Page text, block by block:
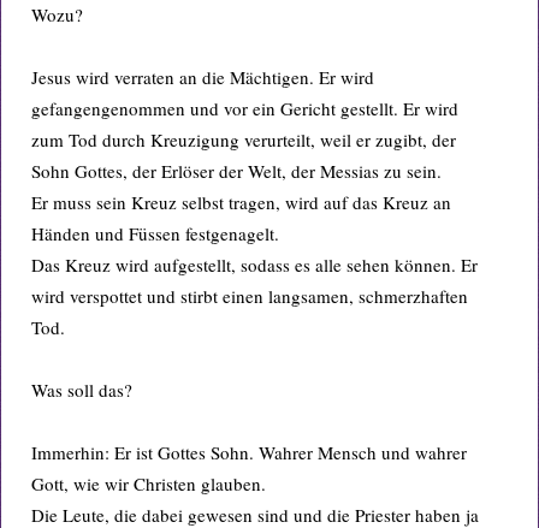
Wozu?
Jesus wird verraten an die Mächtigen. Er wird
gefangengenommen und vor ein Gericht gestellt. Er wird
zum Tod durch Kreuzigung verurteilt, weil er zugibt, der
Sohn Gottes, der Erlöser der Welt, der Messias zu sein.
Er muss sein Kreuz selbst tragen, wird auf das Kreuz an
Händen und Füssen festgenagelt.
Das Kreuz wird aufgestellt, sodass es alle sehen können. Er
wird verspottet und stirbt einen langsamen, schmerzhaften
Tod.
Was soll das?
Immerhin: Er ist Gottes Sohn. Wahrer Mensch und wahrer
Gott, wie wir Christen glauben.
Die Leute, die dabei gewesen sind und die Priester haben ja